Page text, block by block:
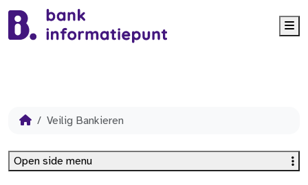
Veilig Bankieren
Open side menu